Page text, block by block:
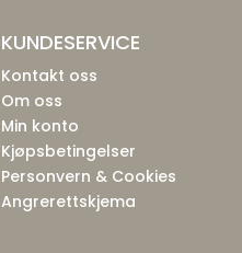
KUNDESERVICE
Kontakt oss
Om oss
Min konto
Kjøpsbetingelser
Personvern & Cookies
Angrerettskjema